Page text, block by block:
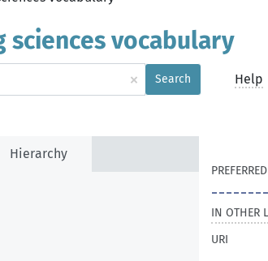
sciences vocabulary
× Search Help
Hierarchy
IN OTHER
URI